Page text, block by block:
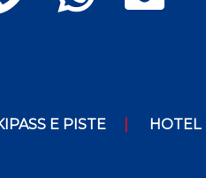
E PISTE HOTEL